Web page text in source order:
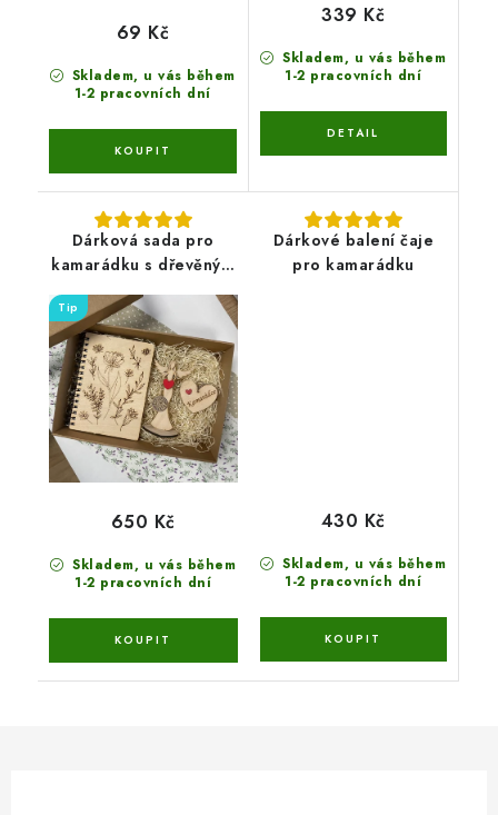
Skladem, u vás během
1-2 pracovních dní
69 Kč
Skladem, u vás během
1-2 pracovních dní
339 Kč
Dárková sada pro
kamarádku s dřevěným
Tip
Skladem, u vás během
1-2 pracovních dní
650 Kč
Dárkové balení čaje
pro kamarádku
Skladem, u vás během
1-2 pracovních dní
430 Kč